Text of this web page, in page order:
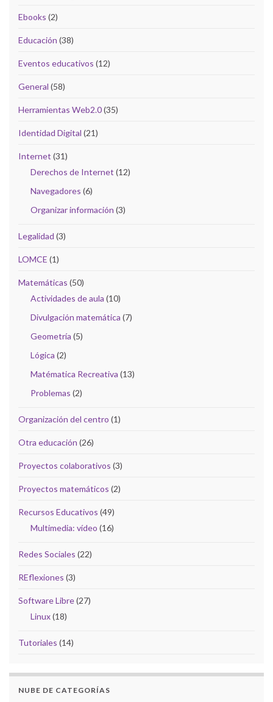
Ebooks (2)
Educación (38)
Eventos educativos (12)
General (58)
Herramientas Web2.0(35)
Identidad Digital (21)
Internet (31)
Derechos de Internet (12)
Navegadores (6)
Organizar información (3)
Legalidad (3)
LOMCE (1)
Matemáticas (50)
Actividades de aula (10)
Divulgación matemática (7)
Geometría (5)
Lógica (2)
Matématica Recreativa (13)
Problemas (2)
Organización del centro (1)
Otra educación (26)
Proyectos colaborativos (3)
Proyectos matemáticos (2)
Recursos Educativos (49)
Multimedia: vídeo (16)
Redes Sociales (22)
REflexiones (3)
Software Libre(27)
Linux(18)
Tutoriales (14)
NUBE DE CATEGORÍAS